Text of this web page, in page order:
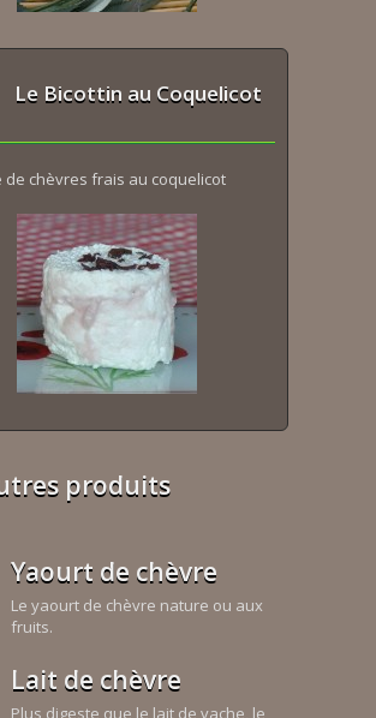
Le Bicottin au Coquelicot
de chèvres frais au coquelicot
produits
Yaourt de chèvre
Le yaourt de chèvre nature ou aux
fruits.
Lait de chèvre
Plus digeste que le lait de vache, le